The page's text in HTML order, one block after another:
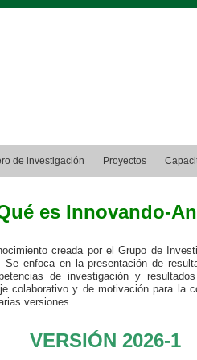
de investigación Proyectos
es Innovando-
creada por el Grupo de
enfoca en la presentación de
de investigación y
colaborativo y de motivación para la
versiones.
VERSIÓN 2026-1